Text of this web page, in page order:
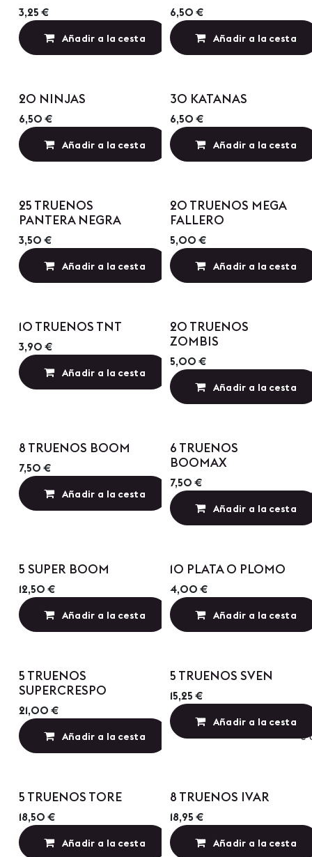
Precio por Cantidad
3,25 €
Añadir a la cesta Añadir a lista de
Precio por Cantidad
6,50 €
Añadir a la cesta
Precio por Cantidad
20 NINJAS
6,50 €
Añadir a la cesta Añadir a lista de
Precio por Cantidad
30 KATANAS
6,50 €
Añadir a la cesta
Precio por Cantidad
25 TRUENOS
PANTERA NEGRA
3,50 €
Añadir a la cesta Añadir a lista de
Precio por Cantidad
20 TRUENOS MEGA
FALLERO
5,00 €
Añadir a la cesta
Precio por Cantidad
10 TRUENOS TNT
3,90 €
Añadir a la cesta Añadir a lista de
Precio por Cantidad
20 TRUENOS
ZOMBIS
5,00 €
Añadir a la cesta
Precio por Cantidad
8 TRUENOS BOOM
7,50 €
Añadir a la cesta Añadir a lista de
Precio por Cantidad
6 TRUENOS
BOOMAX
7,50 €
Añadir a la cesta
Precio por Cantidad
5 SUPER BOOM
12,50 €
Añadir a la cesta Añadir a lista de
Precio por Cantidad
10 PLATA O PLOMO
4,00 €
Añadir a la cesta
Precio por Cantidad
5 TRUENOS
SUPERCRESPO
21,00 €
Añadir a la cesta Añadir a lista de
Precio por Cantidad
5 TRUENOS SVEN
15,25 €
Añadir a la cesta
Precio por Cantidad
5 TRUENOS TORE
18,50 €
Añadir a la cesta Añadir a lista de
Precio por Cantidad
8 TRUENOS IVAR
18,95 €
Añadir a la cesta